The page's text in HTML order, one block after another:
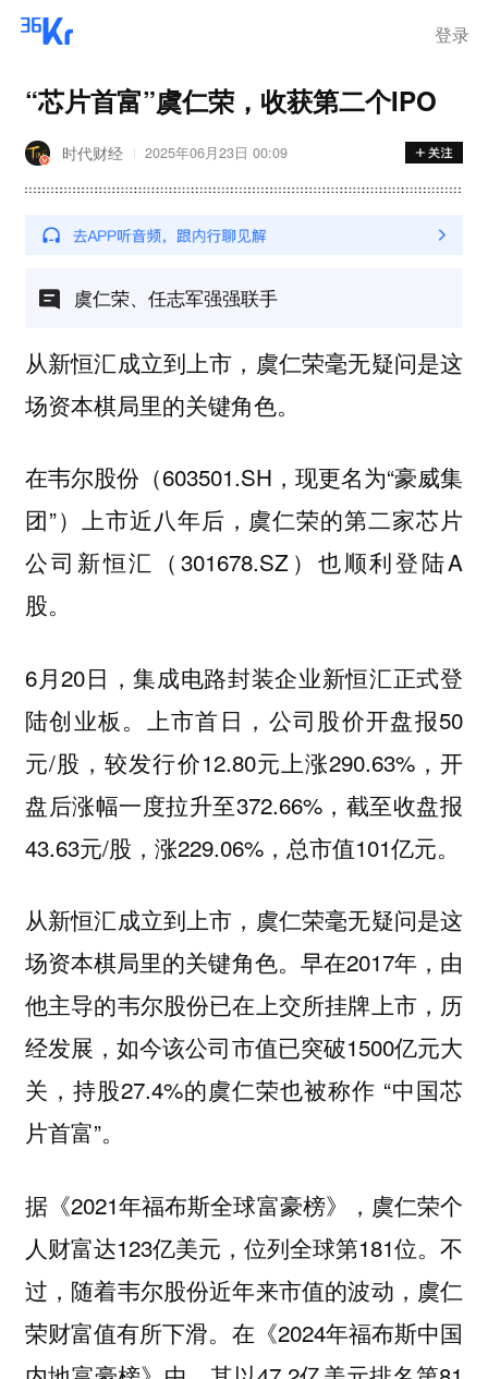
登录
“芯片首富”虞仁荣，收获第二个IPO
时代财经 2025年06月23日 00:09
虞仁荣、任志军强强联手
从新恒汇成立到上市，虞仁荣毫无疑问是这
场资本棋局里的关键角色。
在韦尔股份（603501.SH，现更名为“豪威集
团”）上市近八年后，虞仁荣的第二家芯片
公司新恒汇（301678.SZ）也顺利登陆A
股。
6月20日，集成电路封装企业新恒汇正式登
陆创业板。上市首日，公司股价开盘报50
元/股，较发行价12.80元上涨290.63%，开
盘后涨幅一度拉升至372.66%，截至收盘报
43.63元/股，涨229.06%，总市值101亿元。
从新恒汇成立到上市，虞仁荣毫无疑问是这
场资本棋局里的关键角色。早在2017年，由
他主导的韦尔股份已在上交所挂牌上市，历
经发展，如今该公司市值已突破1500亿元大
关，持股27.4%的虞仁荣也被称作 “中国芯
片首富”。
据《2021年福布斯全球富豪榜》，虞仁荣个
人财富达123亿美元，位列全球第181位。不
过，随着韦尔股份近年来市值的波动，虞仁
荣财富值有所下滑。在《2024年福布斯中国